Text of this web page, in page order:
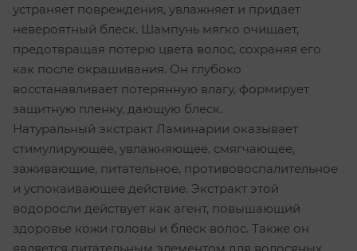
устраняет повреждения, увлажняет и придает
невероятный блеск. Шампунь мягко очищает,
предотвращая потерю цвета волос, сохраняя его
как после окрашивания. Он глубоко
восстанавливает потерянную влагу, формирует
защитную пленку, дающую блеск.
Натуральный экстракт Ламинарии оказывает
стимулирующее, увлажняющее, смягчающее,
заживающие, питательное, противовоспалительное
и успокаивающее действие. Экстракт этой
водоросли действует как агент, повышающий
здоровье кожи головы и блеск волос. Также он